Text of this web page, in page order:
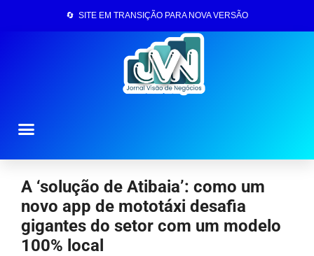
🔄 SITE EM TRANSIÇÃO PARA NOVA VERSÃO
A ‘solução de Atibaia’: como um
novo app de mototáxi desafia
gigantes do setor com um modelo
100% local